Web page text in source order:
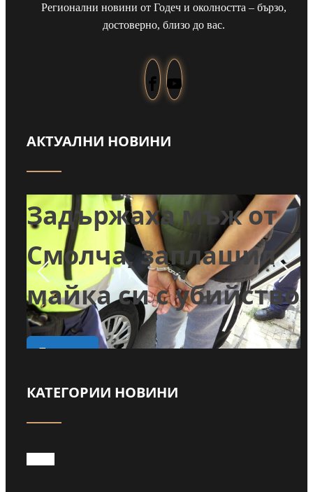
Регионални новини от Годеч и околността – бързо,
достоверно, близо до вас.
АКТУАЛНИ НОВИНИ
Забраниха
пълненето на
басейни и миенето
на коли с питейна
вода в Годеч
Прочети
КАТЕГОРИИ НОВИНИ